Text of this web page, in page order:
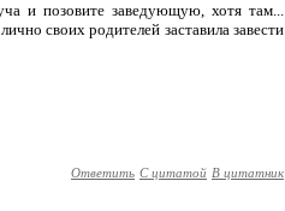
и позовите заведующую, хотя там...
своих родителей заставила завести
Ответить С цитатой В цитатник